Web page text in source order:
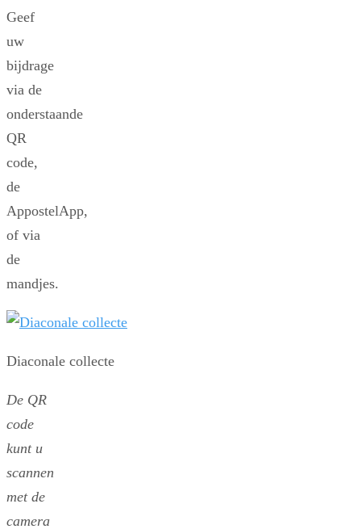
Geef
uw
bijdrage
via de
onderstaande
QR
code,
de
AppostelApp,
of via
de
mandjes.
Diaconale collecte
De QR
code
kunt u
scannen
met de
camera